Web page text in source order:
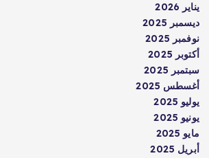
يناير 2026
ديسمبر 2025
نوفمبر 2025
أكتوبر 2025
سبتمبر 2025
أغسطس 2025
يوليو 2025
يونيو 2025
مايو 2025
أبريل 2025